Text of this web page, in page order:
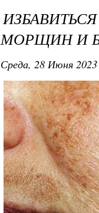
МОРЩИН И
Среда, 28 Июня